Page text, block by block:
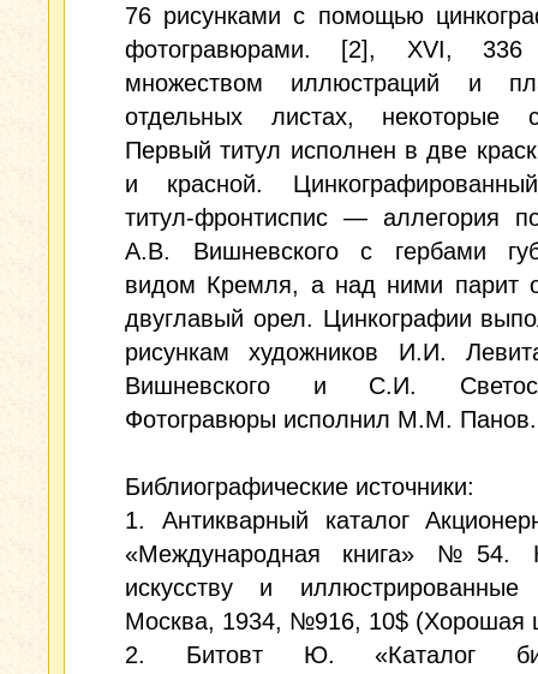
76 рисунками с помощью
фотогравюрами. [2], XVI,
множеством иллюстраций и
отдельных листах, некоторые
Первый титул исполнен в две
и красной.
титул-фронтиспис — аллегория
А.В. Вишневского с гербами
видом Кремля, а над ними парит
двуглавый орел. Цинкографии
рисункам художников И.И.
Вишневского и С.И.
Фотогравюры исполнил М.М. Панов.
Библиографические источники:
1. Антикварный каталог
«Международная книга» №54.
искусству и иллюстрированные
Москва, 1934, №916, 10$ (Хорошая
2. Битовт Ю. «Каталог